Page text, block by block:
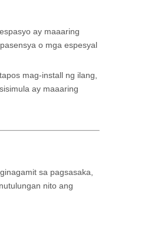
ay maaaring
o mga espesyal
mag-install ng ilang,
ay maaaring
sa pagsasaka,
nito ang